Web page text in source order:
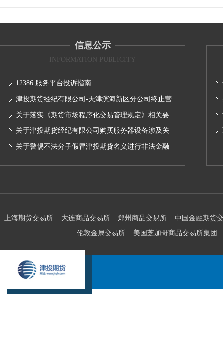
信息公示
INFORMATION PUBLICITY
12386 服务平台投诉指南
津投期货经纪有限公司-天津滨海新区分公司终止营
业的公告
关于落实《期货市场程序化交易管理规定》相关要
求,无限易终端版本调整及客户通知
关于津投期货经纪有限公司购买服务器设备涉及关
联交易情况的公示
关于警惕不法分子假冒津投期货名义进行非法金融
上海期货交易所 大连商品交易所 郑州商品交易所
中国金融期货
伦敦金属交易所
美国芝加哥商品交易所集团